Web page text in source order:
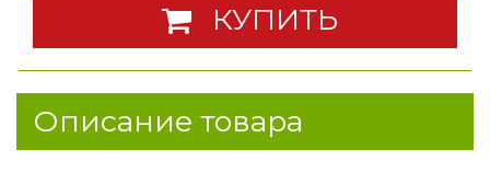
КУПИТЬ
Описание товара